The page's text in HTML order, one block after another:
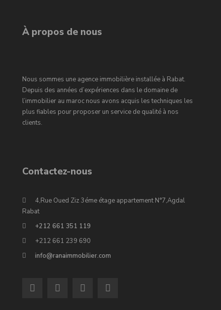
À propos de nous
Nous sommes une agence immobilière installée à Rabat.
Depuis des années d’expériences dans le domaine de
l’immobilier au maroc nous avons acquis les techniques les
plus fiables pour proposer un service de qualité à nos
clients.
Contactez-nous
4,Rue Oued Ziz 3éme étage appartement N°7,Agdal
Rabat
+212 661 351 119
+212 661 239 690
info@ranaimmobilier.com